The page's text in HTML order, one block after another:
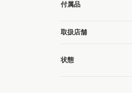
付属品
取扱店舗
状態